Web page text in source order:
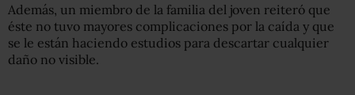
Además, un miembro de la familia del joven reiteró que
éste no tuvo mayores complicaciones por la caída y que
se le están haciendo estudios para descartar cualquier
daño no visible.